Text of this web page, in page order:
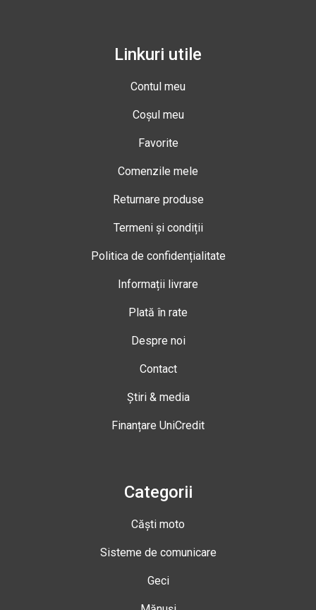
Linkuri utile
Contul meu
Coșul meu
Favorite
Comenzile mele
Returnare produse
Termeni și condiții
Politica de confidențialitate
Informații livrare
Plată în rate
Despre noi
Contact
Știri & media
Finanțare UniCredit
Categorii
Căști moto
Sisteme de comunicare
Geci